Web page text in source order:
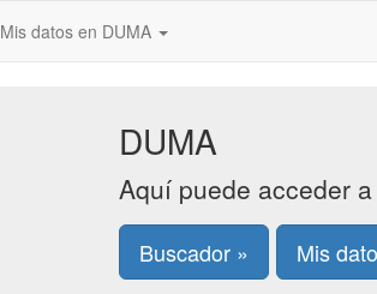
Mis datos en DUMA
DUMA
Aquí puede acceder
Buscador » Mis